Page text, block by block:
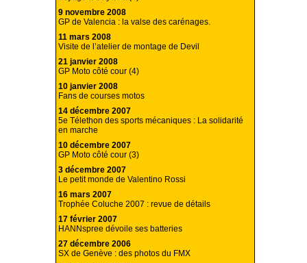
9 novembre 2008
GP de Valencia : la valse des carénages.
11 mars 2008
Visite de l’atelier de montage de Devil
21 janvier 2008
GP Moto côté cour (4)
10 janvier 2008
Fans de courses motos
14 décembre 2007
5e Télethon des sports mécaniques : La solidarité
en marche
10 décembre 2007
GP Moto côté cour (3)
3 décembre 2007
Le petit monde de Valentino Rossi
16 mars 2007
Trophée Coluche 2007 : revue de détails
17 février 2007
HANNspree dévoile ses batteries
27 décembre 2006
SX de Genève : des photos du FMX